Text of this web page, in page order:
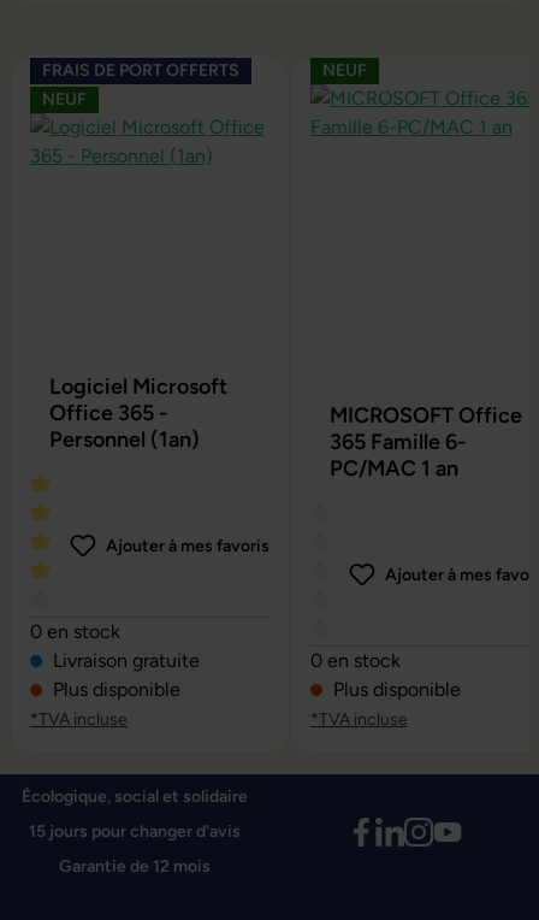
Ignorer la galerie de produits
FRAIS DE PORT OFFERTS
NEUF
Logiciel Microsoft
Office 365 -
Personnel (1an)
Note moyenne de 4 sur 5 étoiles
Ajouter à mes favoris
0 en stock
Livraison gratuite
Plus disponible
*TVA incluse
NEUF
MICROSOFT Office
365 Famille 6-
PC/MAC 1 an
Note moyenne de 0 sur 5
Ajouter à mes
0 en stock
Plus disponible
*TVA incluse
Écologique, social et solidaire
15 jours pour changer d'avis
Garantie de 12 mois